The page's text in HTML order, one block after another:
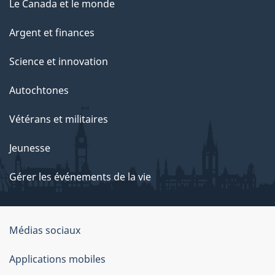
Le Canada et le monde
Argent et finances
Science et innovation
Autochtones
Vétérans et militaires
Jeunesse
Gérer les événements de la vie
Organisation
du
gouvernement
Médias sociaux
Applications mobiles